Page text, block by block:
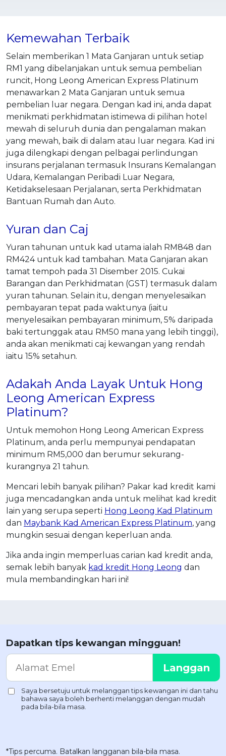
Kemewahan Terbaik
Selain memberikan 1 Mata Ganjaran untuk setiap
RM1 yang dibelanjakan untuk semua pembelian
runcit, Hong Leong American Express Platinum
menawarkan 2 Mata Ganjaran untuk semua
pembelian luar negara. Dengan kad ini, anda dapat
menikmati perkhidmatan istimewa di pilihan hotel
mewah di seluruh dunia dan pengalaman makan
yang mewah, baik di dalam atau luar negara. Kad ini
juga dilengkapi dengan pelbagai perlindungan
insurans perjalanan termasuk Insurans Kemalangan
Udara, Kemalangan Peribadi Luar Negara,
Ketidakselesaan Perjalanan, serta Perkhidmatan
Bantuan Rumah dan Auto.
Yuran dan Caj
Yuran tahunan untuk kad utama ialah RM848 dan
RM424 untuk kad tambahan. Mata Ganjaran akan
tamat tempoh pada 31 Disember 2015. Cukai
Barangan dan Perkhidmatan (GST) termasuk dalam
yuran tahunan. Selain itu, dengan menyelesaikan
pembayaran tepat pada waktunya (iaitu
menyelesaikan pembayaran minimum, 5% daripada
baki tertunggak atau RM50 mana yang lebih tinggi),
anda akan menikmati caj kewangan yang rendah
iaitu 15% setahun.
Adakah Anda Layak Untuk Hong
Leong American Express
Platinum?
Untuk memohon Hong Leong American Express
Platinum, anda perlu mempunyai pendapatan
minimum RM5,000 dan berumur sekurang-
kurangnya 21 tahun.
Mencari lebih banyak pilihan? Pakar kad kredit kami
juga mencadangkan anda untuk melihat kad kredit
lain yang serupa seperti Hong Leong Kad Platinum
dan Maybank Kad American Express Platinum, yang
mungkin sesuai dengan keperluan anda.
Jika anda ingin memperluas carian kad kredit anda,
semak lebih banyak kad kredit Hong Leong dan
mula membandingkan hari ini!
Dapatkan tips kewangan mingguan!
*Tips percuma. Batalkan langganan bila-bila masa.